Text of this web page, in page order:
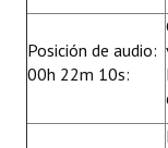
Posición de audio:
00h 22m 10s: